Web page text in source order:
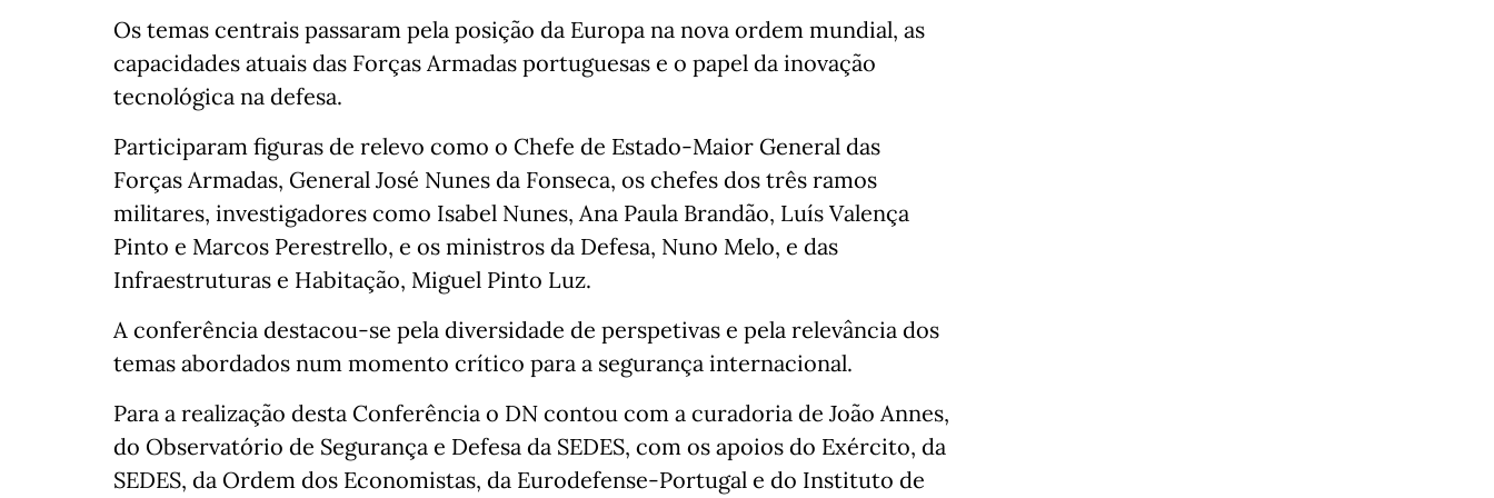
Os temas centrais passaram pela posição da Europa na nova ordem mundial, as
capacidades atuais das Forças Armadas portuguesas e o papel da inovação
tecnológica na defesa.
Participaram figuras de relevo como o Chefe de Estado-Maior General das
Forças Armadas, General José Nunes da Fonseca, os chefes dos três ramos
militares, investigadores como Isabel Nunes, Ana Paula Brandão, Luís Valença
Pinto e Marcos Perestrello, e os ministros da Defesa, Nuno Melo, e das
Infraestruturas e Habitação, Miguel Pinto Luz.
A conferência destacou-se pela diversidade de perspetivas e pela relevância dos
temas abordados num momento crítico para a segurança internacional.
Para a realização desta Conferência o DN contou com a curadoria de João Annes,
do Observatório de Segurança e Defesa da SEDES, com os apoios do Exército, da
SEDES, da Ordem dos Economistas, da Eurodefense-Portugal e do Instituto de